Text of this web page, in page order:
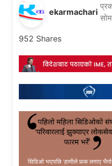
ekarmachari
952 Shares